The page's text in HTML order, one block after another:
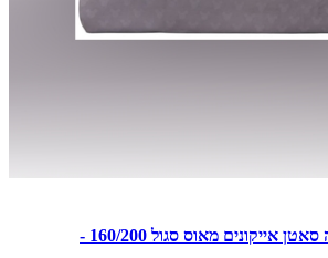
סט מצעים 100% כותנה סאטן אייקונים מאוס סגול 160/200 -